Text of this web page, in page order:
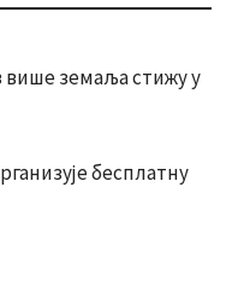
земаља стижу у
бесплатну